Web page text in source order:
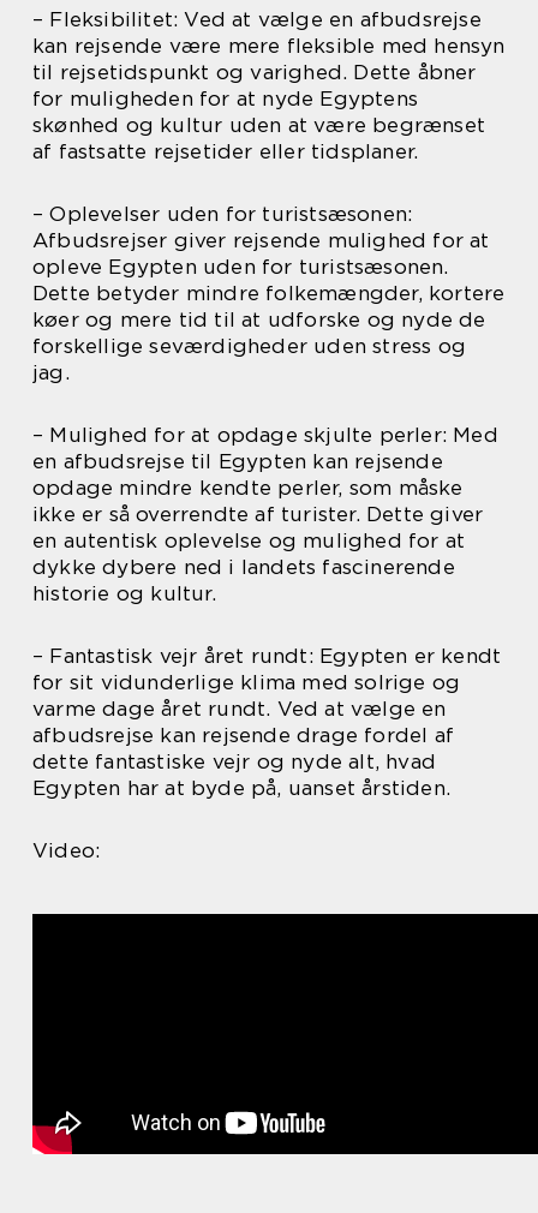
– Fleksibilitet: Ved at vælge en afbudsrejse
kan rejsende være mere fleksible med hensyn
til rejsetidspunkt og varighed. Dette åbner
for muligheden for at nyde Egyptens
skønhed og kultur uden at være begrænset
af fastsatte rejsetider eller tidsplaner.
– Oplevelser uden for turistsæsonen:
Afbudsrejser giver rejsende mulighed for at
opleve Egypten uden for turistsæsonen.
Dette betyder mindre folkemængder, kortere
køer og mere tid til at udforske og nyde de
forskellige seværdigheder uden stress og
jag.
– Mulighed for at opdage skjulte perler: Med
en afbudsrejse til Egypten kan rejsende
opdage mindre kendte perler, som måske
ikke er så overrendte af turister. Dette giver
en autentisk oplevelse og mulighed for at
dykke dybere ned i landets fascinerende
historie og kultur.
– Fantastisk vejr året rundt: Egypten er kendt
for sit vidunderlige klima med solrige og
varme dage året rundt. Ved at vælge en
afbudsrejse kan rejsende drage fordel af
dette fantastiske vejr og nyde alt, hvad
Egypten har at byde på, uanset årstiden.
Video: